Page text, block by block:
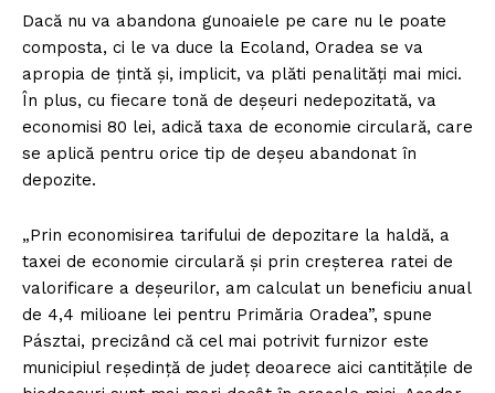
Dacă nu va abandona gunoaiele pe care nu le poate
composta, ci le va duce la Ecoland, Oradea se va
apropia de țintă și, implicit, va plăti penalități mai mici.
În plus, cu fiecare tonă de deșeuri nedepozitată, va
economisi 80 lei, adică taxa de economie circulară, care
se aplică pentru orice tip de deșeu abandonat în
depozite.
„Prin economisirea tarifului de depozitare la haldă, a
taxei de economie circulară și prin creșterea ratei de
valorificare a deșeurilor, am calculat un beneficiu anual
de 4,4 milioane lei pentru Primăria Oradea”, spune
Pásztai, precizând că cel mai potrivit furnizor este
municipiul reședință de județ deoarece aici cantitățile de